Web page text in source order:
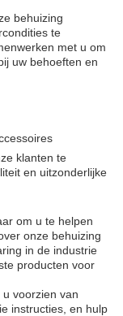
behuizing
te
met u om
uw behoeften en
klanten te
en uitzonderlijke
om u te helpen
onze behuizing
in de industrie
producten voor
voorzien van
instructies, en hulp